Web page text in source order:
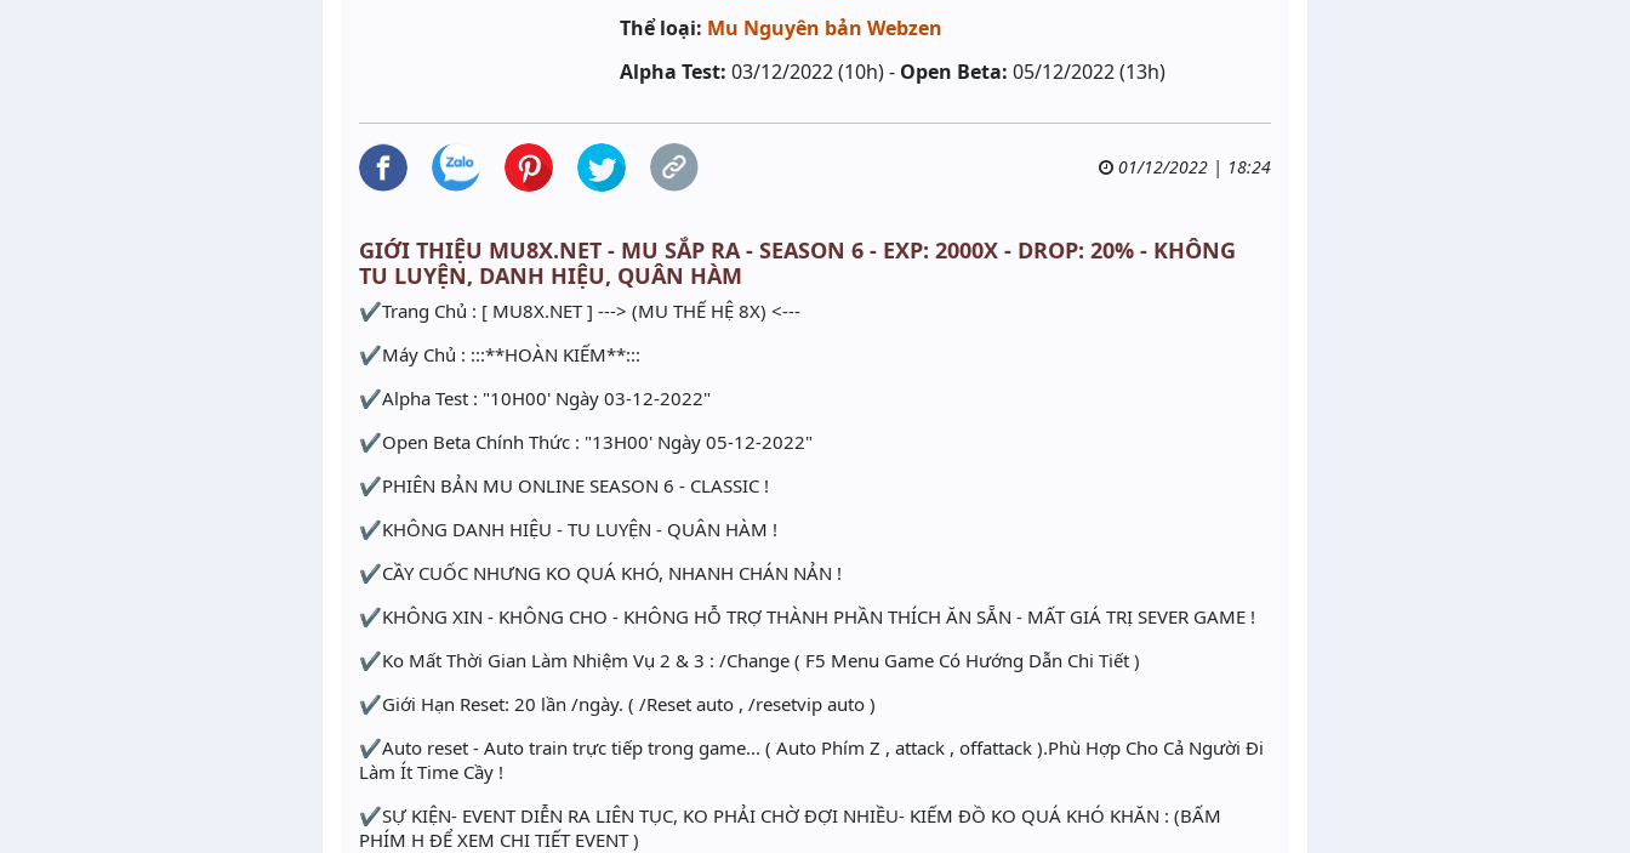
Thể loại: Mu Nguyên bản Webzen
Alpha Test: 03/12/2022 (10h) - Open Beta: 05/12/2022 (13h)
01/12/2022 | 18:24
GIỚI THIỆU MU8X.NET - MU SẮP RA - SEASON 6 - EXP: 2000X - DROP: 20% - KHÔNG
TU LUYỆN, DANH HIỆU, QUÂN HÀM
✔Trang Chủ : [ MU8X.NET ] ---> (MU THẾ HỆ 8X) <---
✔Máy Chủ : :::**HOÀN KIẾM**:::
✔Alpha Test : "10H00' Ngày 03-12-2022"
✔Open Beta Chính Thức : "13H00' Ngày 05-12-2022"
✔PHIÊN BẢN MU ONLINE SEASON 6 - CLASSIC !
✔KHÔNG DANH HIỆU - TU LUYỆN - QUÂN HÀM !
✔CẦY CUỐC NHƯNG KO QUÁ KHÓ, NHANH CHÁN NẢN !
✔KHÔNG XIN - KHÔNG CHO - KHÔNG HỖ TRỢ THÀNH PHẦN THÍCH ĂN SẴN - MẤT GIÁ TRỊ SEVER GAME !
✔Ko Mất Thời Gian Làm Nhiệm Vụ 2 & 3 : /Change ( F5 Menu Game Có Hướng Dẫn Chi Tiết )
✔Giới Hạn Reset: 20 lần /ngày. ( /Reset auto , /resetvip auto )
✔Auto reset - Auto train trực tiếp trong game... ( Auto Phím Z , attack , offattack ).Phù Hợp Cho Cả Người Đi
Làm Ít Time Cầy !
✔SỰ KIỆN- EVENT DIỄN RA LIÊN TỤC, KO PHẢI CHỜ ĐỢI NHIỀU- KIẾM ĐỒ KO QUÁ KHÓ KHĂN : (BẤM
PHÍM H ĐỂ XEM CHI TIẾT EVENT )